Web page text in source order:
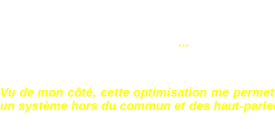
...
Vu de mon côté, cette optimisation me
un système hors du commun et des haut-